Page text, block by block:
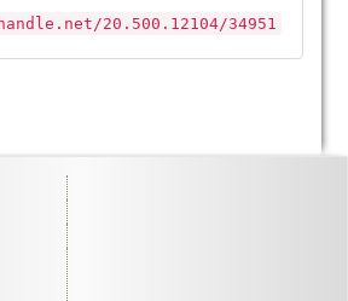
20.500.12104/34951